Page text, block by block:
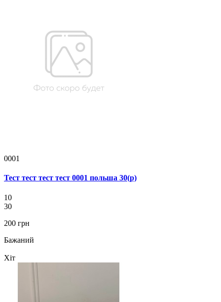
0001
Тест тест тест тест 0001 польша 30(р)
10
30
200 грн
Бажаний
Хіт